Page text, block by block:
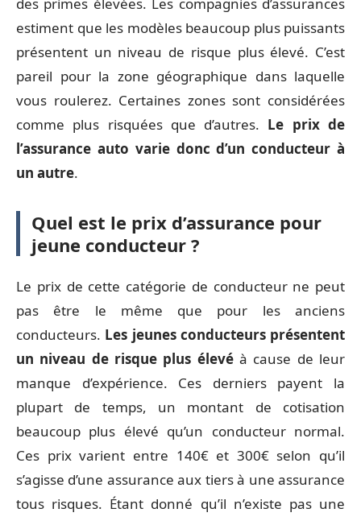
estiment que les modèles beaucoup plus puissants
présentent un niveau de risque plus élevé. C’est
pareil pour la zone géographique dans laquelle
vous roulerez. Certaines zones sont considérées
comme plus risquées que d’autres. Le prix de
l’assurance auto varie donc d’un conducteur à
un autre.
Quel est le prix d’assurance pour
jeune conducteur ?
Le prix de cette catégorie de conducteur ne peut
pas être le même que pour les anciens
conducteurs. Les jeunes conducteurs présentent
un niveau de risque plus élevéà cause de leur
manque d’expérience. Ces derniers payent la
plupart de temps, un montant de cotisation
beaucoup plus élevé qu’un conducteur normal.
Ces prix varient entre 140€ et 300€ selon qu’il
s’agisse d’une assurance aux tiers à une assurance
tous risques. Étant donné qu’il n’existe pas une